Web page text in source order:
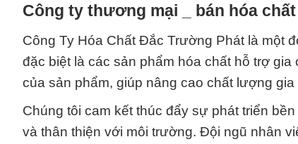
Công ty thương mại _ bán hóa
Công Ty Hóa Chất Đắc Trường Phát là một
đặc biệt là các sản phẩm hóa chất hỗ trợ
của sản phẩm, giúp nâng cao chất lượng gia
Chúng tôi cam kết thúc đẩy sự phát triển
và thân thiện với môi trường. Đội ngũ nhân